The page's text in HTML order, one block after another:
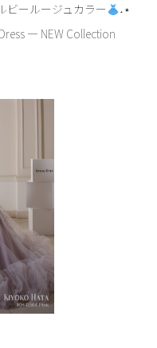
ビールージュカラー
˖⋆
― NEW Collection